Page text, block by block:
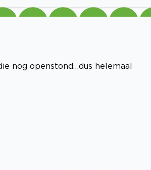
nog openstond…dus helemaal